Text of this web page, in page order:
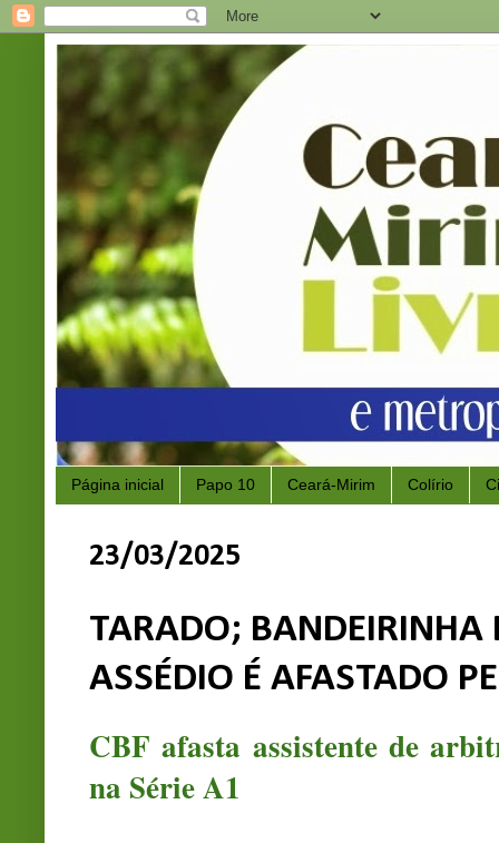
Página inicial Papo 10 Ceará-Mirim Colírio
23/03/2025
TARADO; BANDEIRINHA
ASSÉDIO É AFASTADO
CBF afasta assistente de
na Série A1